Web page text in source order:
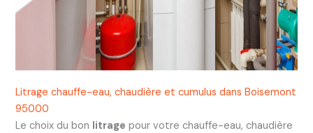
Litrage chauffe-eau, chaudière et cumulus dans Boisemont
95000
Le choix du bon litrage pour votre chauffe-eau, chaudière